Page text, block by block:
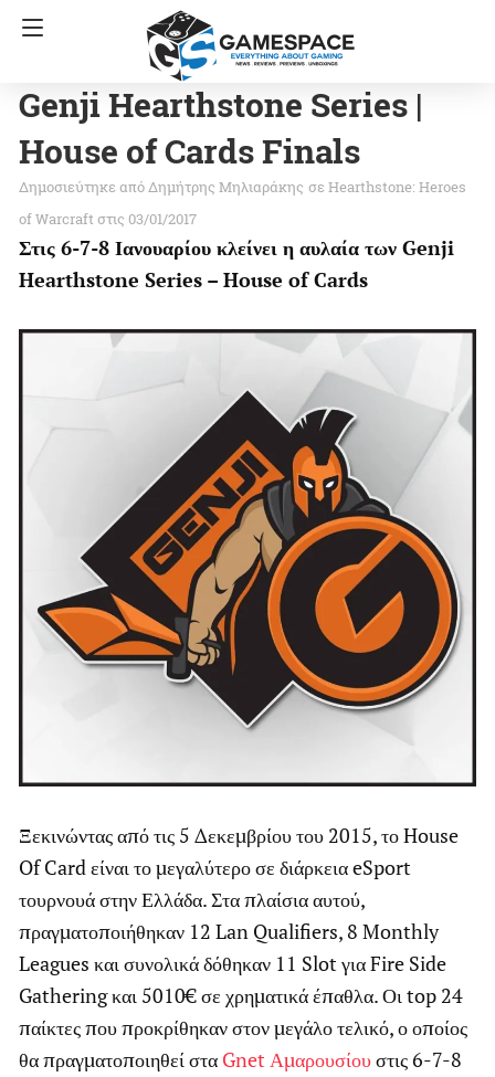
Genji Hearthstone Series |
House of Cards Finals
Δημήτρης Μηλιαράκης σε Hearthstone: Heroes
of Warcraft στις 03/01/2017
Στις 6-7-8 Ιανουαρίου κλείνει η αυλαία των Genji
Hearthstone Series – House of Cards
Ξεκινώντας από τις 5 Δεκεμβρίου του 2015, το House
Of Card είναι το μεγαλύτερο σε διάρκεια eSport
τουρνουά στην Ελλάδα. Στα πλαίσια αυτού,
πραγματοποιήθηκαν 12 Lan Qualifiers, 8 Monthly
Leagues και συνολικά δόθηκαν 11 Slot για Fire Side
Gatheringκαι 5010€ σε χρηματικά έπαθλα. Οι top 24
παίκτες που προκρίθηκαν στον μεγάλο τελικό, ο οποίος
θα πραγματοποιηθεί στα Gnet Αμαρουσίουστις 6-7-8